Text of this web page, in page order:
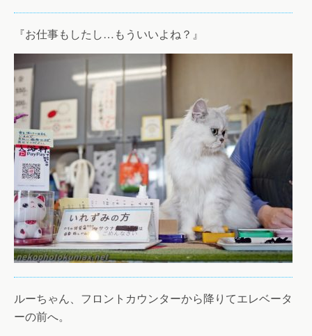
『お仕事もしたし…もういいよね？』
ルーちゃん、フロントカウンターから降りてエレベータ
ーの前へ。